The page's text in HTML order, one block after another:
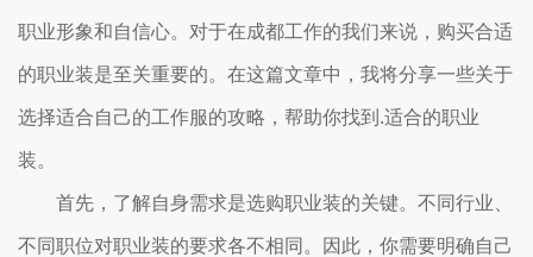
职业形象和自信心。对于在成都工作的我们来说，购买合适
的职业装是至关重要的。在这篇文章中，我将分享一些关于
选择适合自己的工作服的攻略，帮助你找到.适合的职业
装。
首先，了解自身需求是选购职业装的关键。不同行业、
不同职位对职业装的要求各不相同。因此，你需要明确自己